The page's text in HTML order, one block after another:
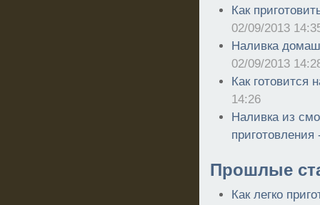
Как
02/09/2013
Наливка
02/09/2013
Как готовится
14:26
Наливка из
Прошлые
Как легко